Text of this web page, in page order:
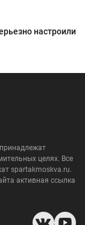
настроили
целях. Все
spartakmoskva.ru.
активная ссылка